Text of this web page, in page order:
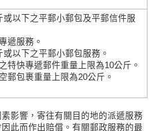
或以下之平郵小郵包及平郵信件服
遞服務。
或以下之平郵小郵包服務。
特快專遞郵件重量上限為10公斤。
郵包裹重量上限為20公斤。
影響，寄往有關目的地的派遞服務
此而作出賠償。有關郵政服務的最